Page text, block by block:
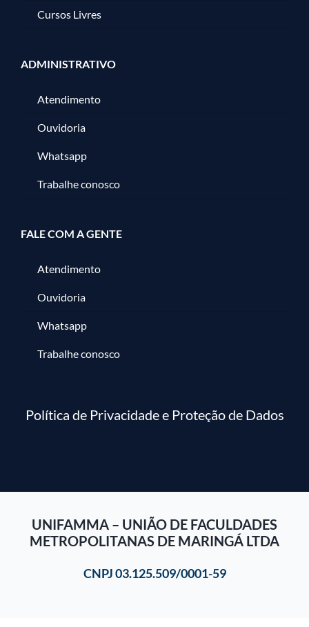
Cursos Livres
ADMINISTRATIVO
Atendimento
Ouvidoria
Whatsapp
Trabalhe conosco
FALE COM A GENTE
Atendimento
Ouvidoria
Whatsapp
Trabalhe conosco
Política de Privacidade e Proteção de Dados
UNIFAMMA – UNIÃO DE FACULDADES
METROPOLITANAS DE MARINGÁ LTDA
CNPJ 03.125.509/0001-59